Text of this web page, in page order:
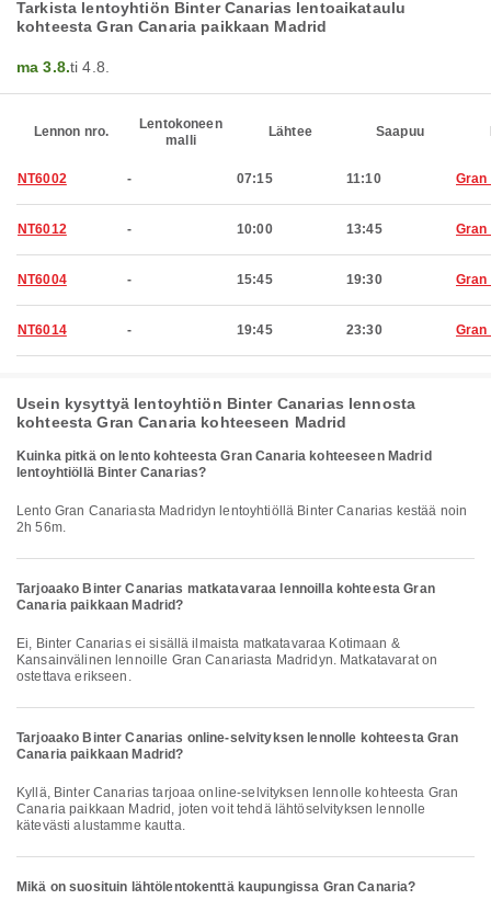
Tarkista lentoyhtiön Binter Canarias lentoaikataulu
kohteesta Gran Canaria paikkaan Madrid
ma 3.8.ti 4.8.
Lennon nro.
Lentokoneen
malli
Lähtee Saapuu
NT6002 - 07:15 11:10 Gran
NT6012 - 10:00 13:45 Gran
NT6004 - 15:45 19:30 Gran
NT6014 - 19:45 23:30 Gran
Usein kysyttyä lentoyhtiön Binter Canarias lennosta
kohteesta Gran Canaria kohteeseen Madrid
Kuinka pitkä on lento kohteesta Gran Canaria kohteeseen Madrid
lentoyhtiöllä Binter Canarias?
Lento Gran Canariasta Madridyn lentoyhtiöllä Binter Canarias kestää noin
2h 56m.
Tarjoaako Binter Canarias matkatavaraa lennoilla kohteesta Gran
Canaria paikkaan Madrid?
Ei, Binter Canarias ei sisällä ilmaista matkatavaraa Kotimaan &
Kansainvälinen lennoille Gran Canariasta Madridyn. Matkatavarat on
ostettava erikseen.
Tarjoaako Binter Canarias online-selvityksen lennolle kohteesta Gran
Canaria paikkaan Madrid?
Kyllä, Binter Canarias tarjoaa online-selvityksen lennolle kohteesta Gran
Canaria paikkaan Madrid, joten voit tehdä lähtöselvityksen lennolle
kätevästi alustamme kautta.
Mikä on suosituin lähtölentokenttä kaupungissa Gran Canaria?